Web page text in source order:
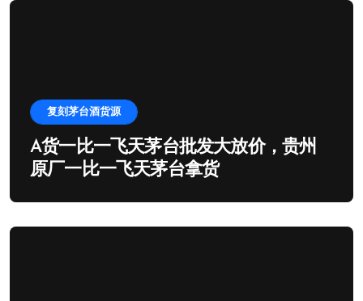
复刻茅台酒货源
A货一比一飞天茅台批发大放价，贵州
原厂一比一飞天茅台拿货